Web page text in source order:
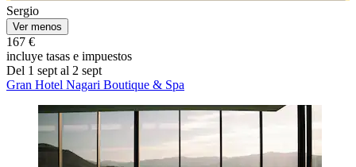
Sergio
Ver menos
167 €
incluye tasas e impuestos
Del 1 sept al 2 sept
Gran Hotel Nagari Boutique & Spa